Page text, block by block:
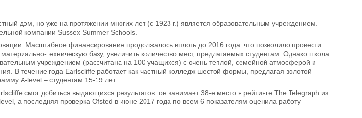
дом, но уже на протяжении многих лет (с 1923 г.) является образовательным учреждением.
компании Sussex Summer Schools.
Масштабное финансирование продолжалось вплоть до 2016 года, что позволило провести
техническую базу, увеличить количество мест, предлагаемых студентам. Однако школа
учреждением (рассчитана на 100 учащихся) с очень теплой, семейной атмосферой и
В течение года Earlscliffe работает как частный колледж шестой формы, предлагая золотой
A-level – студентам 15-19 лет.
смог добиться выдающихся результатов: он занимает 38-е место в рейтинге The Telegraph из
а последняя проверка Ofsted в июне 2017 года по всем 6 показателям оценила работу